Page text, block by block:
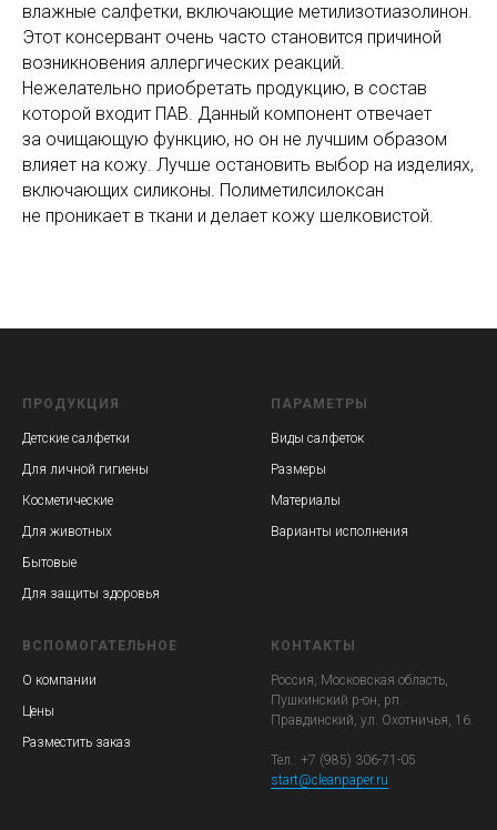
влажные салфетки, включающие метилизотиазолинон.
Этот консервант очень часто становится причиной
возникновения аллергических реакций.
Нежелательно приобретать продукцию, в состав
которой входит ПАВ. Данный компонент отвечает
за очищающую функцию, но он не лучшим образом
влияет на кожу. Лучше остановить выбор на изделиях,
включающих силиконы. Полиметилсилоксан
не проникает в ткани и делает кожу шелковистой.
ПРОДУКЦИЯ
Детские салфетки
Для личной гигиены
Косметические
Для животных
Бытовые
Для защиты здоровья
ПАРАМЕТРЫ
Виды салфеток
Размеры
Материалы
Варианты исполнения
ВСПОМОГАТЕЛЬНОЕ
О компании
Цены
Разместить заказ
КОНТАКТЫ
Россия, Московская область,
Пушкинский р-он, рп.
Правдинский, ул. Охотничья, 16.
Тел.: +7 (985) 306-71-05
start@cleanpaper.ru